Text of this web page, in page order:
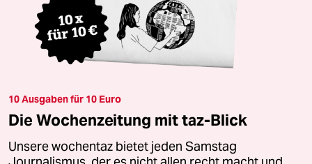
10 Ausgaben für 10 Euro
Die Wochenzeitung mit taz-Blick
Unsere wochentaz bietet jeden Samstag